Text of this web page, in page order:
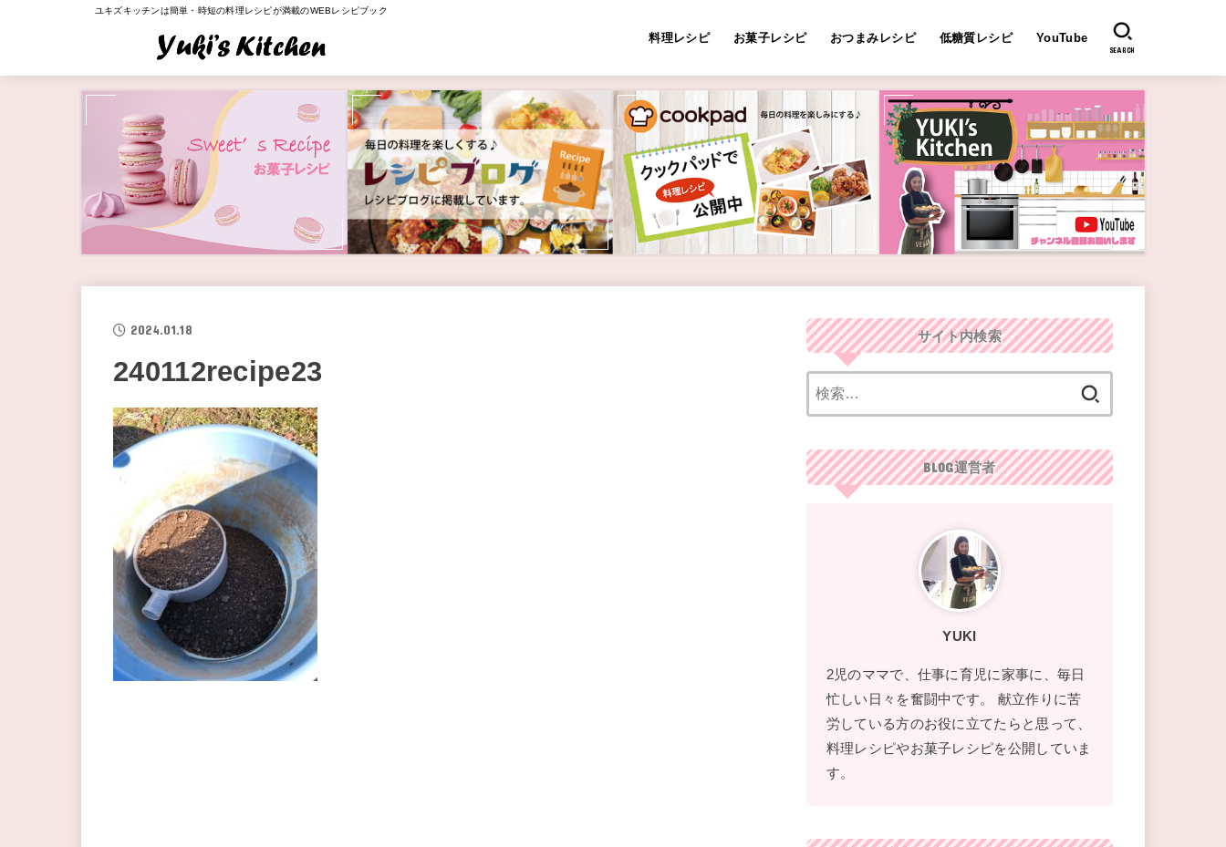
ユキズキッチンは簡単・時短の料理レシピが満載のWEBレシピブック
料理レシピ お菓子レシピ おつまみレシピ 低糖質レシピ YouTube
SEARCH
2024.01.18
240112recipe23
サイト内検索
BLOG運営者
YUKI
2児のママで、仕事に育児に家事に、毎日
忙しい日々を奮闘中です。 献立作りに苦
労している方のお役に立てたらと思って、
料理レシピやお菓子レシピを公開していま
す。